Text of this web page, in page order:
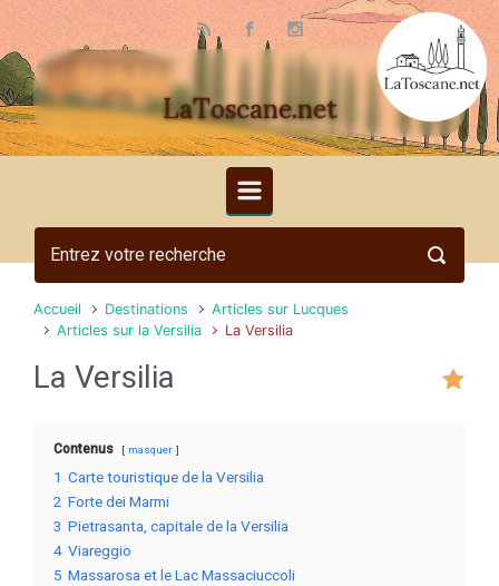
Skip to main content
LaToscane.net
Accueil Destinations
Articles sur Lucques
Articles sur la Versilia
La Versilia
La Versilia
Contenus masquer
1 Carte touristique de la Versilia
2 Forte dei Marmi
3 Pietrasanta, capitale de la Versilia
4 Viareggio
5 Massarosa et le Lac Massaciuccoli